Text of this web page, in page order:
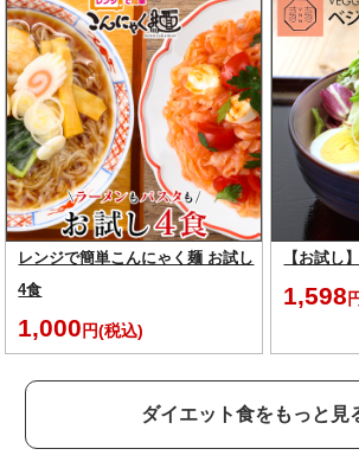
レンジで簡単こんにゃく麺 お試し
4食
1,000 円(税込)
【お試し
1,598
ダイエット食をもっと見